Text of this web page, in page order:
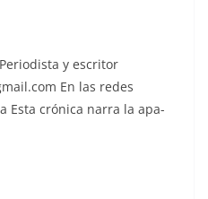
y escritor
En las redes
Esta cróni­ca nar­ra la apa­